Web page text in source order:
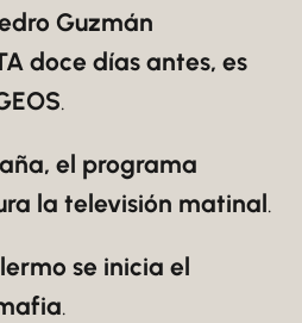
Guzmán
doce días antes, es
.
el programa
la televisión matinal.
se inicia el
.